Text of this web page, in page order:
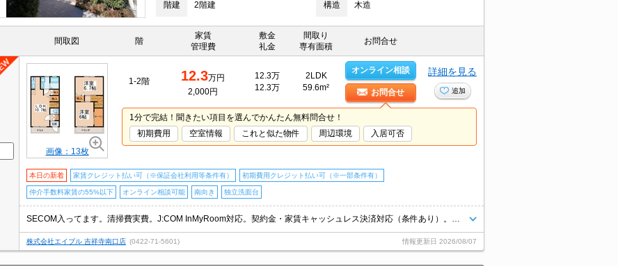
階建 2階建 構造 木造
間取図 階
家賃
管理費
敷金
礼金
間取り
専有面積
お問合せ
画像：13枚
1-2階 12.3万円
2,000円
12.3万
12.3万
2LDK
59.6m²
オンライン相談
お問合せ
詳細を見る
追加
1分で完結！聞きたい項目を選んでかんたん無料問合せ！
初期費用
空室情報 これと似た物件 周辺環境 入居可否
本日の新着 家賃クレジット払い可（※保証会社利用等条件有） 初期費用クレジット払い可（※一部条件有）
仲介手数料家賃の55%以下 オンライン相談可能 南向き 独立洗面台
株式会社エイブル 吉祥寺南口店 (0422-71-5601) 情報更新日 2026/08/07